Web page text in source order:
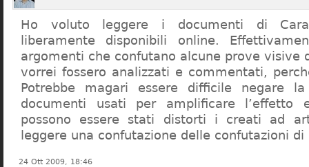
Ho voluto leggere i documenti di
liberamente disponibili online.
argomenti che confutano alcune prove visive
vorrei fossero analizzati e commentati,
Potrebbe magari essere difficile negare
documenti usati per amplificare l’effetto
possono essere stati distorti i creati ad
leggere una confutazione delle confutazioni di
24 Ott 2009, 18:46